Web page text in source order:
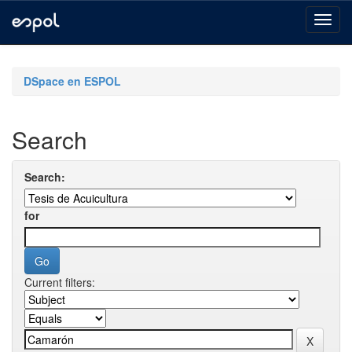
navigationDSpace en ESPOL
Search
Search:
for
Current filters: